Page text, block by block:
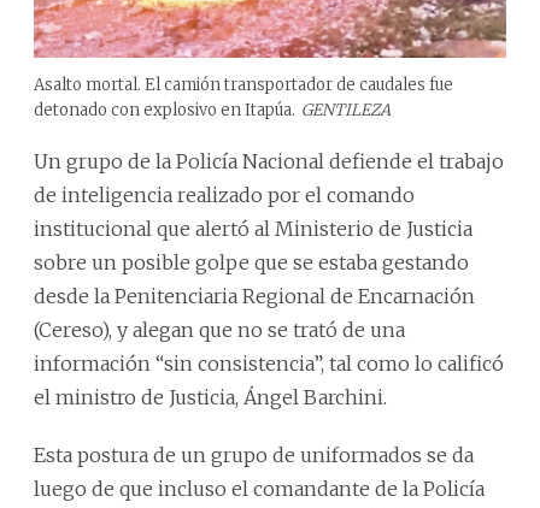
Asalto mortal. El camión transportador de caudales fue
detonado con explosivo en Itapúa. GENTILEZA
Un grupo de la Policía Nacional defiende el trabajo
de inteligencia realizado por el comando
institucional que alertó al Ministerio de Justicia
sobre un posible golpe que se estaba gestando
desde la Penitenciaria Regional de Encarnación
(Cereso), y alegan que no se trató de una
información “sin consistencia”, tal como lo calificó
el ministro de Justicia, Ángel Barchini.
Esta postura de un grupo de uniformados se da
luego de que incluso el comandante de la Policía